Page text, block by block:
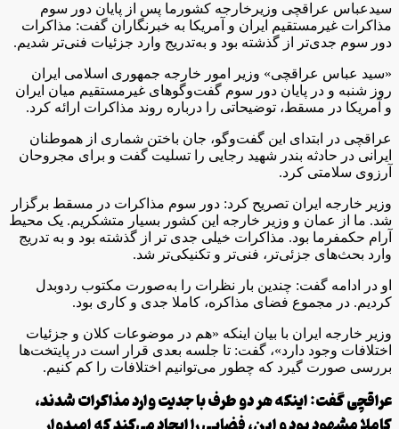
سیدعباس عراقچی وزیرخارجه کشورما پس از پایان دور سوم
مذاکرات غیرمستقیم ایران و آمریکا به خبرنگاران گفت: مذاکرات
دور سوم جدی‌تر از گذشته بود و به‌تدریج وارد جزئیات فنی‌تر شدیم.
«سید عباس عراقچی» وزیر امور خارجه جمهوری اسلامی ایران
روز شنبه و در پایان دور سوم گفت‌وگوهای غیرمستقیم میان ایران
و آمریکا در مسقط، توضیحاتی را درباره روند مذاکرات ارائه کرد.
عراقچی در ابتدای این گفت‌وگو، جان باختن شماری از هموطنان
ایرانی در حادثه بندر شهید رجایی را تسلیت گفت و برای مجروحان
آرزوی سلامتی کرد.
وزیر خارجه ایران تصریح کرد: دور سوم مذاکرات در مسقط برگزار
شد. ما از عمان و وزیر خارجه این کشور بسیار متشکریم. یک محیط
آرام حکمفرما بود. مذاکرات خیلی جدی تر از گذشته بود و به تدریج
وارد بحث‌های جزئی‌تر، فنی‌تر و تکنیکی‌تر شد.
او در ادامه گفت: چندین بار نظرات را به‌صورت مکتوب ردوبدل
کردیم. در مجموع فضای مذاکره، کاملا جدی و کاری بود.
وزیر خارجه ایران با بیان اینکه «هم در موضوعات کلان و جزئیات
اختلافات وجود دارد»، گفت: تا جلسه بعدی قرار است در پایتخت‌ها
بررسی صورت گیرد که چطور می‌توانیم اختلافات را کم کنیم.
عراقچی گفت: اینکه هر دو طرف با جدیت وارد مذاکرات شدند،